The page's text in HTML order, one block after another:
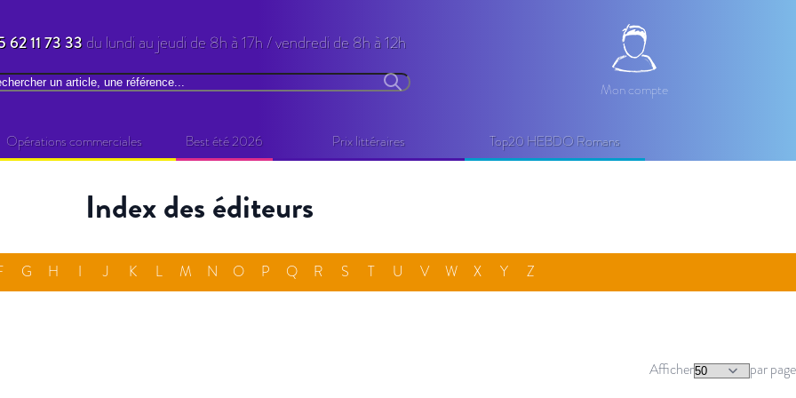
62 11 73 33 du lundi au jeudi de 8h à 17h / vendredi de 8h à 12h
Rechercher
Mon compte
Mon compte
Opérations commerciales Best été 2026 Prix littéraires Top20 HEBDO Romans
Index des éditeurs
G H I J K L M N O P Q R S T U V W X Y Z
Afficher par page